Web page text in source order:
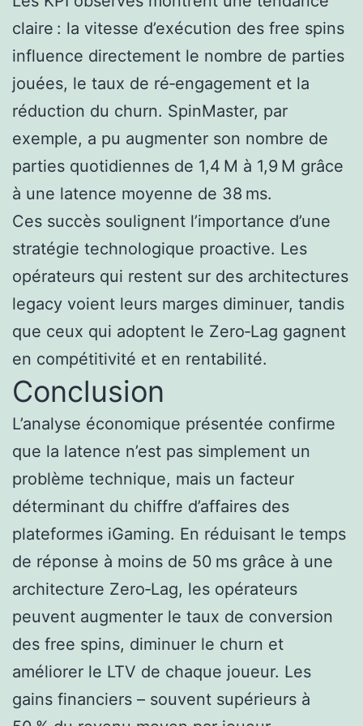
claire : la vitesse d’exécution des free spins
influence directement le nombre de parties
jouées, le taux de ré‑engagement et la
réduction du churn. SpinMaster, par
exemple, a pu augmenter son nombre de
parties quotidiennes de 1,4 M à 1,9 M grâce
à une latence moyenne de 38 ms.
Ces succès soulignent l’importance d’une
stratégie technologique proactive. Les
opérateurs qui restent sur des architectures
legacy voient leurs marges diminuer, tandis
que ceux qui adoptent le Zero‑Lag gagnent
en compétitivité et en rentabilité.
Conclusion
L’analyse économique présentée confirme
que la latence n’est pas simplement un
problème technique, mais un facteur
déterminant du chiffre d’affaires des
plateformes iGaming. En réduisant le temps
de réponse à moins de 50 ms grâce à une
architecture Zero‑Lag, les opérateurs
peuvent augmenter le taux de conversion
des free spins, diminuer le churn et
améliorer le LTV de chaque joueur. Les
gains financiers – souvent supérieurs à